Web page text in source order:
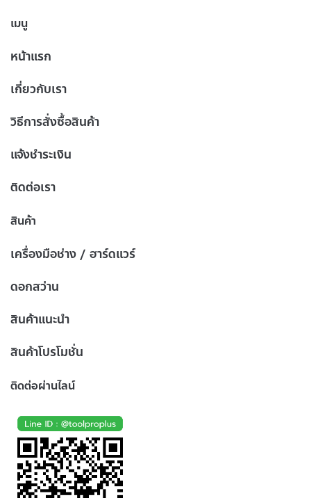
เมนู
หน้าแรก
เกี่ยวกับเรา
วิธีการสั่งซื้อสินค้า
แจ้งชำระเงิน
ติดต่อเรา
สินค้า
เครื่องมือช่าง / ฮาร์ดแวร์
ดอกสว่าน
สินค้าแนะนำ
สินค้าโปรโมชั่น
ติดต่อผ่านไลน์